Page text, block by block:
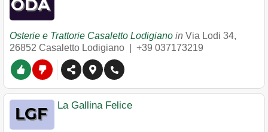
Osterie e Trattorie Casaletto Lodigiano in Via Lodi 34,
26852 Casaletto Lodigiano +39 037173219
La Gallina Felice